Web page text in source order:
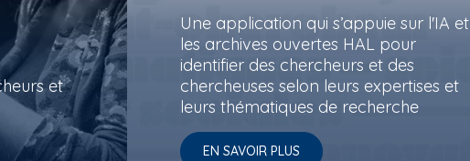
et
Une application qui s’appuie sur l'IA et
les archives ouvertes HAL pour
identifier des chercheurs et des
chercheuses selon leurs expertises et
leurs thématiques de recherche
EN SAVOIR PLUS